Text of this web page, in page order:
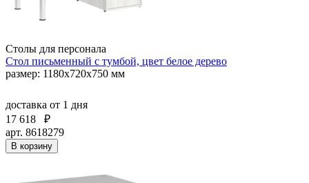
Столы для персонала
Стол письменный с тумбой, цвет белое дерево
размер: 1180х720х750 мм
доставка от 1 дня
17 618
₽
арт. 8618279
В корзину